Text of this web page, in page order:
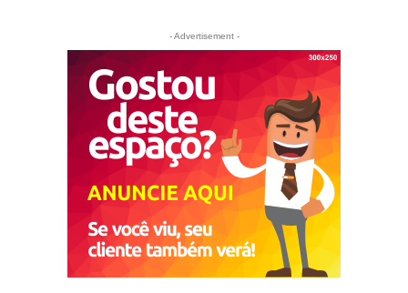
- Advertisement -